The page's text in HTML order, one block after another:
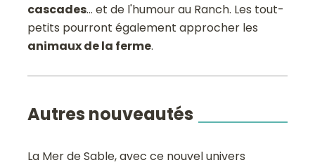
cascades... et de l'humour au Ranch. Les tout-
petits pourront également approcher les
animaux de la ferme.
Autres nouveautés
La Mer de Sable, avec ce nouvel univers